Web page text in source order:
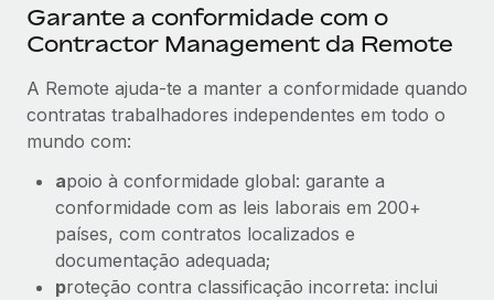
Garante a conformidade com o
Contractor Management da Remote
A Remote ajuda-te a manter a conformidade quando
contratas trabalhadores independentes em todo o
mundo com:
apoio à conformidade global: garante a
conformidade com as leis laborais em 200+
países, com contratos localizados e
documentação adequada;
proteção contra classificação incorreta: inclui